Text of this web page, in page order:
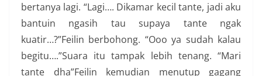
bertanya lagi. “Lagi…. Dikamar kecil tante, jadi aku
bantuin ngasih tau supaya tante ngak
kuatir…?”Feilin berbohong. “Ooo ya sudah kalau
begitu….”Suara itu tampak lebih tenang. “Mari
tante dha”Feilin kemudian menutup gagang